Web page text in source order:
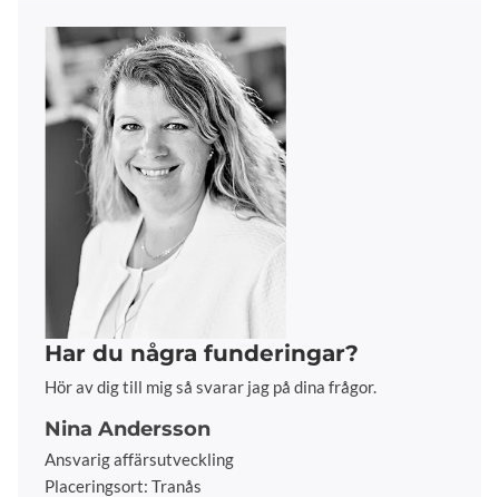
Har du några funderingar?
Hör av dig till mig så svarar jag på dina frågor.
Nina Andersson
Ansvarig affärsutveckling
Placeringsort: Tranås